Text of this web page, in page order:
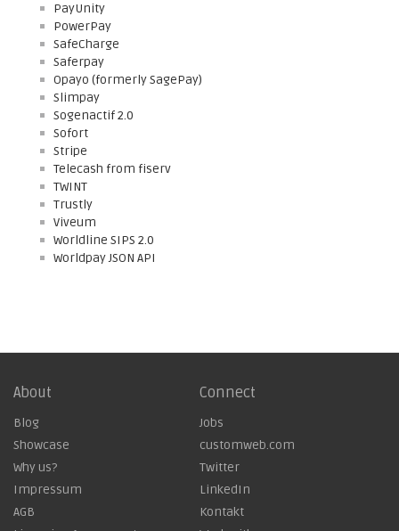
PayUnity
PowerPay
SafeCharge
Saferpay
Opayo (formerly SagePay)
Slimpay
Sogenactif 2.0
Sofort
Stripe
Telecash from fiserv
TWINT
Trustly
Viveum
Worldline SIPS 2.0
Worldpay JSON API
About
Blog
Showcase
Why us?
Impressum
AGB
Connect
Jobs
customweb.com
Twitter
LinkedIn
Kontakt